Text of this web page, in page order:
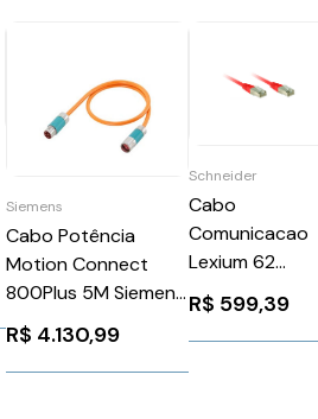
Siemens
Cabo Potência
Motion Connect
800Plus 5M Siemens
6FX80025CA481AF0
R$ 4.130,99
Schneider
Cabo
Comunicacao
Lexium 62
C/Rj45 3M
Schneider
R$ 599,39